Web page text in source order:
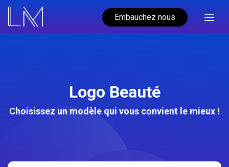
Embauchez nous
Logo Beauté
Choisissez un modèle qui vous convient le mieux !